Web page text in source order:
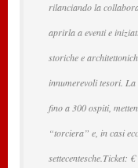
rilanciando la
aprirla a eventi e
storiche e
innumerevoli tesori.
fino a 300 ospiti,
“torciera” e, in casi
settecentesche.Ticket: